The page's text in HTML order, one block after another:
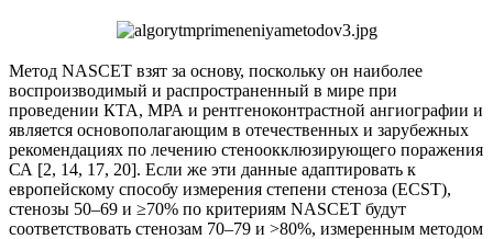
Метод NASCET взят за основу, поскольку он наиболее
воспроизводимый и распространенный в мире при
проведении КТА, МРА и рентгеноконтрастной ангиографии и
является основополагающим в отечественных и зарубежных
рекомендациях по лечению стеноокклюзирующего поражения
СА [2, 14, 17, 20]. Если же эти данные адаптировать к
европейскому способу измерения степени стеноза (ECST),
стенозы 50–69 и ≥70% по критериям NASCET будут
соответствовать стенозам 70–79 и >80%, измеренным методом